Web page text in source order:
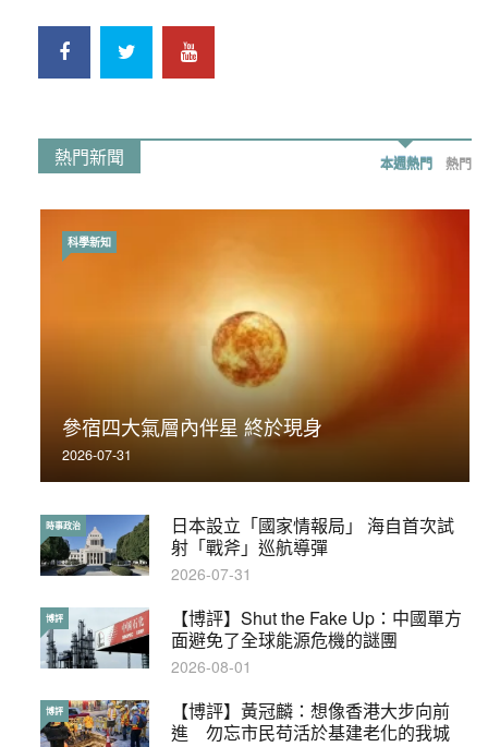
熱門新聞 本週熱門 熱門
參宿四大氣層內伴星 終於現身
2026-07-31
科學新知
日本設立「國家情報局」 海自首次試
射「戰斧」巡航導彈
時事政治
2026-07-31
【博評】Shut the Fake Up：中國單方
面避免了全球能源危機的謎團
博評
2026-08-01
【博評】黃冠麟：想像香港大步向前
進 勿忘市民苟活於基建老化的我城
博評
荃灣反黑組「砌生豬肉」砌錯O記臥底4警員
被控
2019-11-01
時事政治
【輕百科】被抽中當陪審員能拒絕嗎？
輕百科
2017-10-17
【輕盤點】集會遊行陸續有來？一文盡
覽8月示威活動
輕盤點
2019-08-30
本港保護兒童法例雜亂互相矛盾家長易
墮法網
特稿